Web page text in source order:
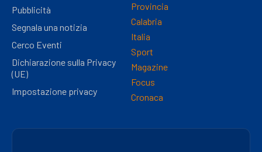
Pubblicità
Segnala una notizia
Cerco Eventi
Dichiarazione sulla Privacy
(UE)
Impostazione privacy
Provincia
Calabria
Italia
Sport
Magazine
Focus
Cronaca